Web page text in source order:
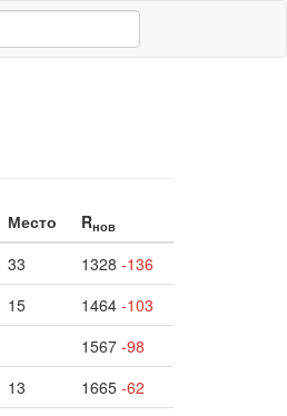
Место Rнов
33 1328 -136
15 1464 -103
1567 -98
13 1665 -62